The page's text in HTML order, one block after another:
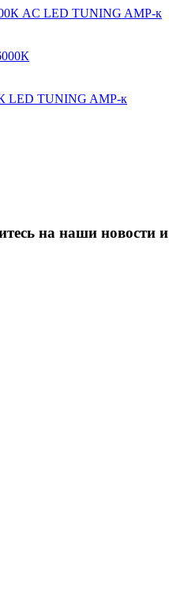
AC LED TUNING AMP-к
LED TUNING AMP-к
на наши новости